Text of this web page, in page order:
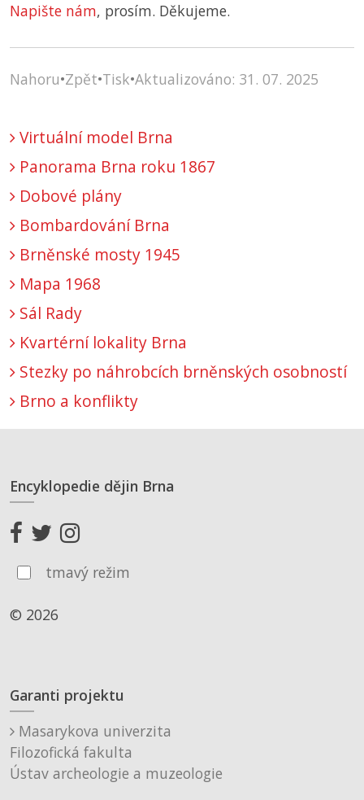
Napište nám, prosím. Děkujeme.
Nahoru•Zpět•Tisk•Aktualizováno: 31. 07. 2025
Virtuální model Brna
Panorama Brna roku 1867
Dobové plány
Bombardování Brna
Brněnské mosty 1945
Mapa 1968
Sál Rady
Kvartérní lokality Brna
Stezky po náhrobcích brněnských osobností
Brno a konflikty
Encyklopedie dějin Brna
tmavý režim
© 2026
Garanti projektu
Masarykova univerzita
Filozofická fakulta
Ústav archeologie a muzeologie